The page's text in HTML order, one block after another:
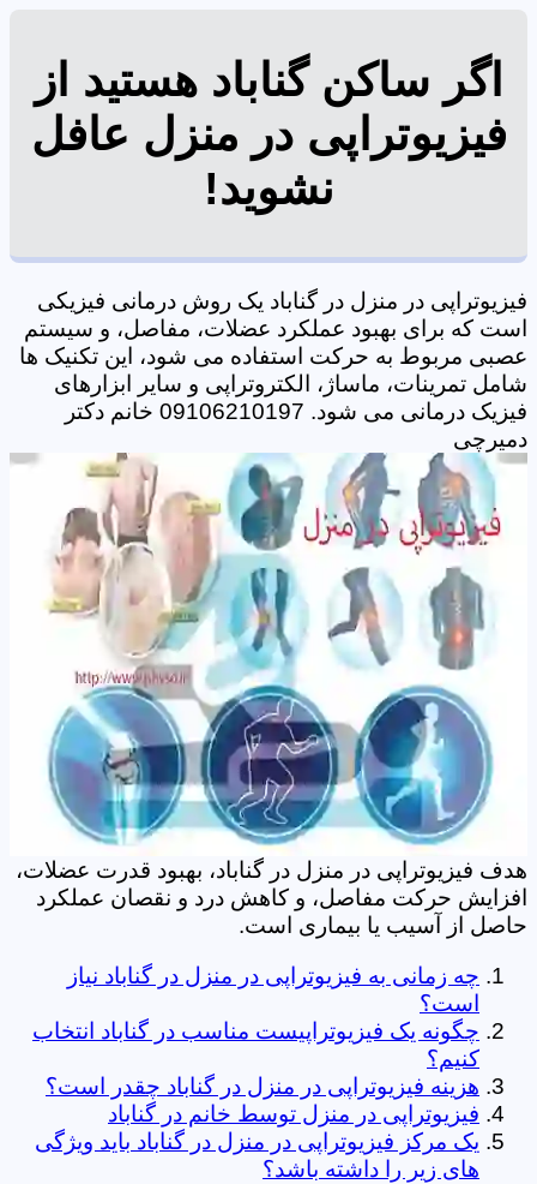
اگر ساکن گناباد هستید از
فیزیوتراپی در منزل عافل
نشوید!
فیزیوتراپی در منزل در گناباد یک روش درمانی فیزیکی
است که برای بهبود عملکرد عضلات، مفاصل، و سیستم
عصبی مربوط به حرکت استفاده می شود، این تکنیک ها
شامل تمرینات، ماساژ، الکتروتراپی و سایر ابزارهای
فیزیک درمانی می شود. 09106210197 خانم دکتر
دمیرچی
هدف فیزیوتراپی در منزل در گناباد، بهبود قدرت عضلات،
افزایش حرکت مفاصل، و کاهش درد و نقصان عملکرد
حاصل از آسیب یا بیماری است.
چه زمانی به فیزیوتراپی در منزل در گناباد نیاز
است؟
چگونه یک فیزیوتراپیست مناسب در گناباد انتخاب
کنیم؟
هزینه فیزیوتراپی در منزل در گناباد چقدر است؟
فیزیوتراپی در منزل توسط خانم در گناباد
یک مرکز فیزیوتراپی در منزل در گناباد باید ویژگی
های زیر را داشته باشد؟